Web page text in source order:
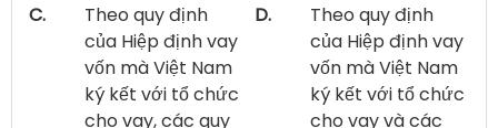
C.
Theo quy định
của Hiệp định vay
vốn mà Việt Nam
ký kết với tổ chức
cho vay, các quy
D.
Theo quy định
của Hiệp định vay
vốn mà Việt Nam
ký kết với tổ chức
cho vay và các